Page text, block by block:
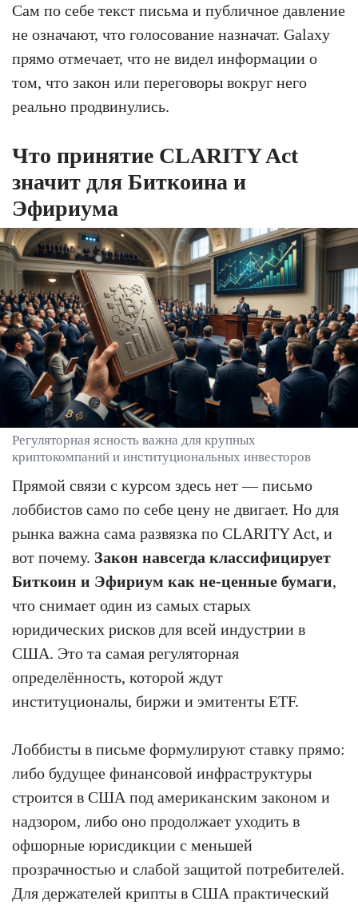
Сам по себе текст письма и публичное давление
не означают, что голосование назначат. Galaxy
прямо отмечает, что не видел информации о
том, что закон или переговоры вокруг него
реально продвинулись.
Что принятие CLARITY Act
значит для Биткоина и
Эфириума
Регуляторная ясность важна для крупных
криптокомпаний и институциональных инвесторов
Прямой связи с курсом здесь нет — письмо
лоббистов само по себе цену не двигает. Но для
рынка важна сама развязка по CLARITY Act, и
вот почему. Закон навсегда классифицирует
Биткоин и Эфириум как не-ценные бумаги,
что снимает один из самых старых
юридических рисков для всей индустрии в
США. Это та самая регуляторная
определённость, которой ждут
институционалы, биржи и эмитенты ETF.
Лоббисты в письме формулируют ставку прямо:
либо будущее финансовой инфраструктуры
строится в США под американским законом и
надзором, либо оно продолжает уходить в
офшорные юрисдикции с меньшей
прозрачностью и слабой защитой потребителей.
Для держателей крипты в США практический